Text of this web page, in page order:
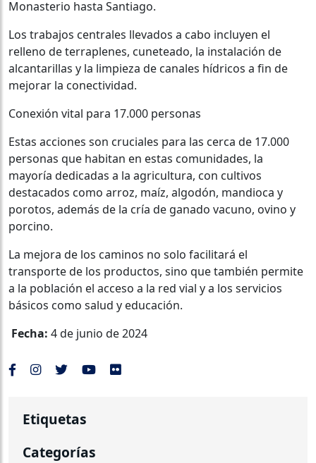
Monasterio hasta Santiago.
Los trabajos centrales llevados a cabo incluyen el
relleno de terraplenes, cuneteado, la instalación de
alcantarillas y la limpieza de canales hídricos a fin de
mejorar la conectividad.
Conexión vital para 17.000 personas
Estas acciones son cruciales para las cerca de 17.000
personas que habitan en estas comunidades, la
mayoría dedicadas a la agricultura, con cultivos
destacados como arroz, maíz, algodón, mandioca y
porotos, además de la cría de ganado vacuno, ovino y
porcino.
La mejora de los caminos no solo facilitará el
transporte de los productos, sino que también permite
a la población el acceso a la red vial y a los servicios
básicos como salud y educación.
Fecha: 4 de junio de 2024
Etiquetas
Categorías